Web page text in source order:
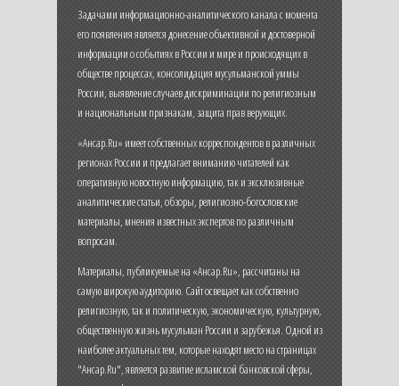
Задачами информационно-аналитического канала с момента
его появления является донесение объективной и достоверной
информации о событиях в России и мире и происходящих в
обществе процессах, консолидация мусульманской уммы
России, выявление случаев дискриминации по религиозным
и национальным признакам, защита прав верующих.
«Ансар.Ru» имеет собственных корреспондентов в различных
регионах России и предлагает вниманию читателей как
оперативную новостную информацию, так и эксклюзивные
аналитические статьи, обзоры, религиозно-богословские
материалы, мнения известных экспертов по различным
вопросам.
Материалы, публикуемые на «Ансар.Ru», рассчитаны на
самую широкую аудиторию. Сайт освещает как собственно
религиозную, так и политическую, экономическую, культурную,
общественную жизнь мусульман России и зарубежья. Одной из
наиболее актуальных тем, которые находят место на страницах
"Ансар.Ru", является развитие исламской банковской сферы,